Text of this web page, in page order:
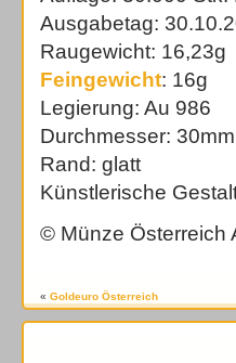
Ausgabetag:
Raugewicht: 16,23g
Feingewicht: 16g
Legierung: Au 986
Durchmesser: 30mm
Rand: glatt
Künstlerische
© Münze Österreich
« Goldeuro Österreich